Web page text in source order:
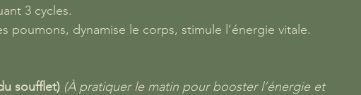
3 cycles.
poumons, dynamise le corps, stimule l’énergie vitale.
soufflet) (À pratiquer le matin pour booster l’énergie et